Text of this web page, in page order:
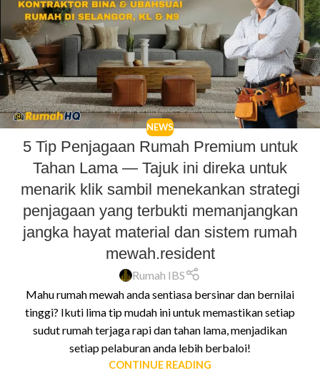
NEWS
5 Tip Penjagaan Rumah Premium untuk
Tahan Lama — Tajuk ini direka untuk
menarik klik sambil menekankan strategi
penjagaan yang terbukti memanjangkan
jangka hayat material dan sistem rumah
mewah.resident​
Rumah IBS
Mahu rumah mewah anda sentiasa bersinar dan bernilai
tinggi? Ikuti lima tip mudah ini untuk memastikan setiap
sudut rumah terjaga rapi dan tahan lama, menjadikan
setiap pelaburan anda lebih berbaloi!
CONTINUE READING